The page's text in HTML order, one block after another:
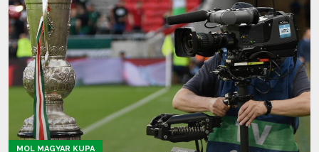
MOL MAGYAR KUPA